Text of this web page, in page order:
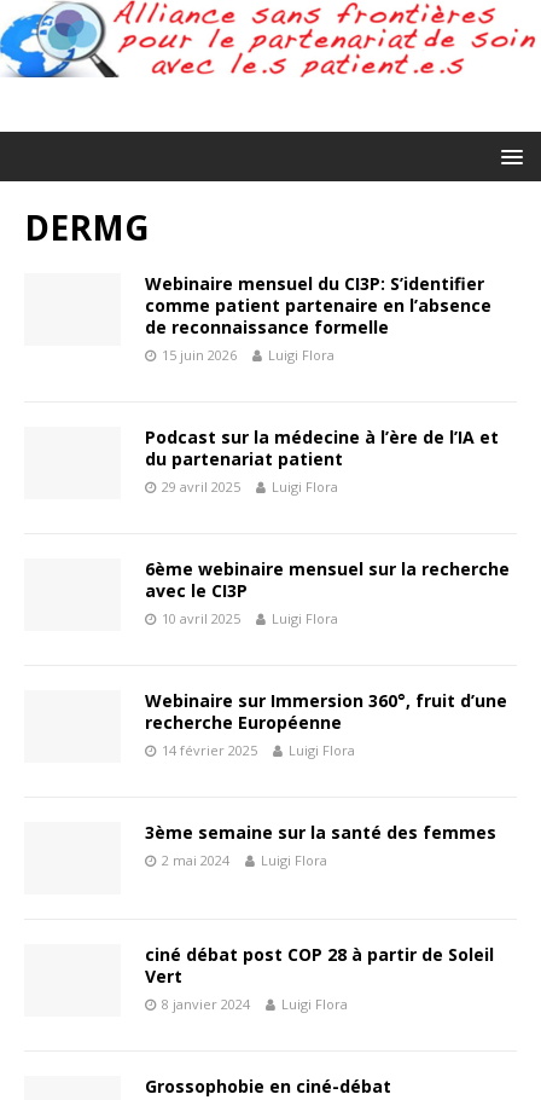
DERMG
Webinaire mensuel du CI3P: S’identifier
comme patient partenaire en l’absence
de reconnaissance formelle
15 juin 2026 Luigi Flora
Podcast sur la médecine à l’ère de l’IA et
du partenariat patient
29 avril 2025 Luigi Flora
6ème webinaire mensuel sur la recherche
avec le CI3P
10 avril 2025 Luigi Flora
Webinaire sur Immersion 360°, fruit d’une
recherche Européenne
14 février 2025 Luigi Flora
3ème semaine sur la santé des femmes
2 mai 2024 Luigi Flora
ciné débat post COP 28 à partir de Soleil
Vert
8 janvier 2024 Luigi Flora
Grossophobie en ciné-débat